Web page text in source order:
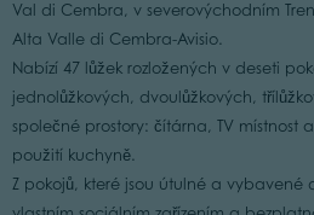
Val di Cembra, v severovýchodním
Alta Valle di Cembra-Avisio.
Nabízí 47 lůžek rozložených v deseti
jednolůžkových, dvoulůžkových,
společné prostory: čítárna, TV místnost
použití kuchyně.
Z pokojů, které jsou útulné a vybavené